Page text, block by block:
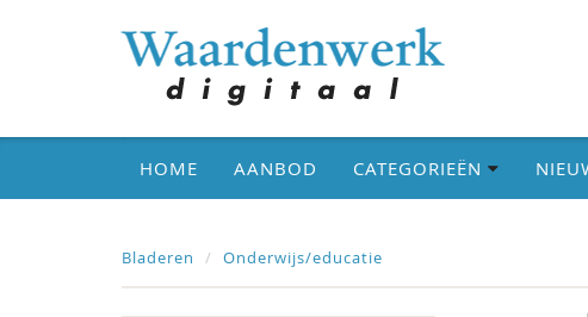
HOME AANBOD CATEGORIEËN
Bladeren Onderwijs/educatie